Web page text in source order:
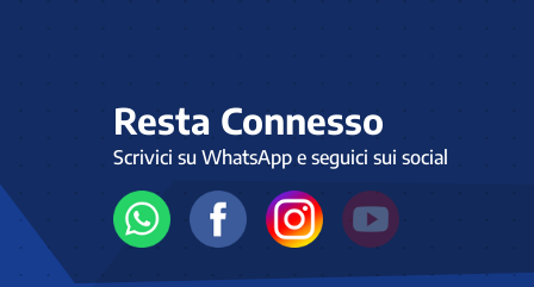
Resta Connesso
Scrivici su WhatsApp e seguici sui social